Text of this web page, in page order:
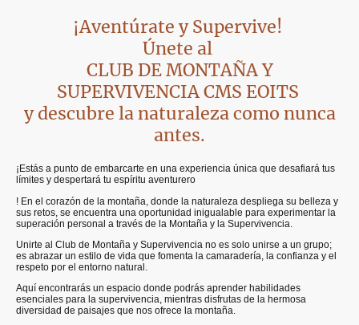
¡Aventúrate y Supervive!
Únete al
CLUB DE MONTAÑA Y
SUPERVIVENCIA CMS EOITS
y descubre la naturaleza como nunca
antes.
¡Estás a punto de embarcarte en una experiencia única que desafiará tus
límites y despertará tu espíritu aventurero
! En el corazón de la montaña, donde la naturaleza despliega su belleza y
sus retos, se encuentra una oportunidad inigualable para experimentar la
superación personal a través de la Montaña y la Supervivencia.
Unirte al Club de Montaña y Supervivencia no es solo unirse a un grupo;
es abrazar un estilo de vida que fomenta la camaradería, la confianza y el
respeto por el entorno natural.
Aquí encontrarás un espacio donde podrás aprender habilidades
esenciales para la supervivencia, mientras disfrutas de la hermosa
diversidad de paisajes que nos ofrece la montaña.